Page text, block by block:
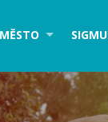
MĚSTO